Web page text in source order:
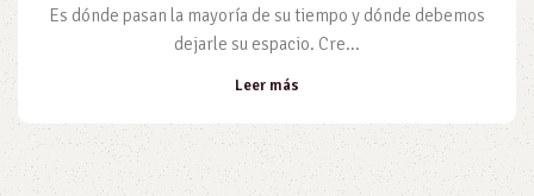
Es dónde pasan la mayoría de su tiempo y dónde debemos
dejarle su espacio. Cre...
Leer más